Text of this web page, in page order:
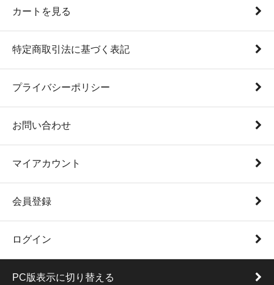
カートを見る
特定商取引法に基づく表記
プライバシーポリシー
お問い合わせ
マイアカウント
会員登録
ログイン
PC版表示に切り替える